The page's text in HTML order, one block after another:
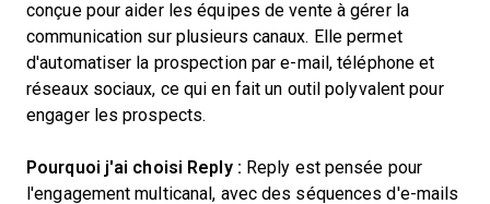
conçue pour aider les équipes de vente à gérer la
communication sur plusieurs canaux. Elle permet
d'automatiser la prospection par e-mail, téléphone et
réseaux sociaux, ce qui en fait un outil polyvalent pour
engager les prospects.
Pourquoi j'ai choisi Reply : Reply est pensée pour
l'engagement multicanal, avec des séquences d'e-mails